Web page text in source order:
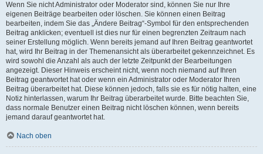
Wenn Sie nicht Administrator oder Moderator sind, können Sie nur Ihre
eigenen Beiträge bearbeiten oder löschen. Sie können einen Beitrag
bearbeiten, indem Sie das „Ändere Beitrag“-Symbol für den entsprechenden
Beitrag anklicken; eventuell ist dies nur für einen begrenzten Zeitraum nach
seiner Erstellung möglich. Wenn bereits jemand auf Ihren Beitrag geantwortet
hat, wird Ihr Beitrag in der Themenansicht als überarbeitet gekennzeichnet. Es
wird sowohl die Anzahl als auch der letzte Zeitpunkt der Bearbeitungen
angezeigt. Dieser Hinweis erscheint nicht, wenn noch niemand auf Ihren
Beitrag geantwortet hat oder wenn ein Administrator oder Moderator Ihren
Beitrag überarbeitet hat. Diese können jedoch, falls sie es für nötig halten, eine
Notiz hinterlassen, warum Ihr Beitrag überarbeitet wurde. Bitte beachten Sie,
dass normale Benutzer einen Beitrag nicht löschen können, wenn bereits
jemand darauf geantwortet hat.
Nach oben